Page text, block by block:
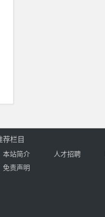
荐栏目
本站简介 人才招聘
免责声明